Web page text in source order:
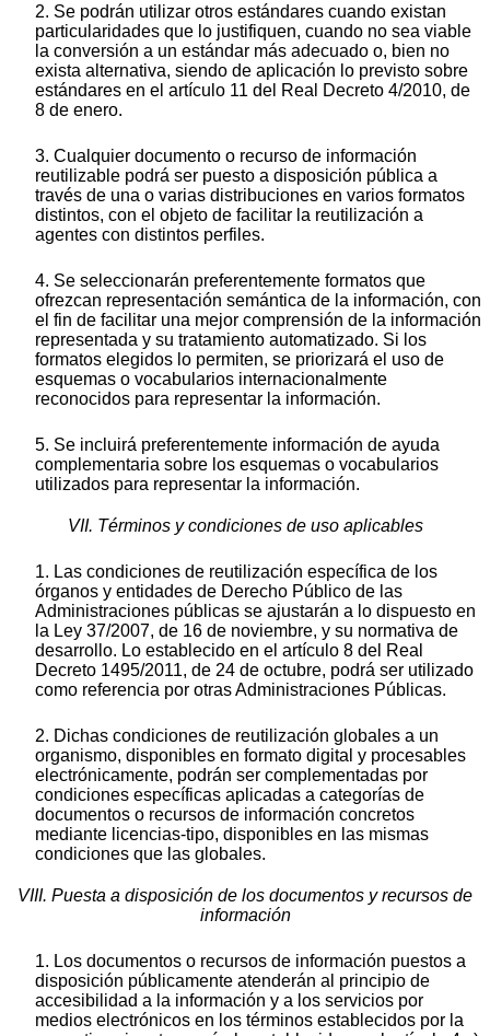
2. Se podrán utilizar otros estándares cuando existan
particularidades que lo justifiquen, cuando no sea viable
la conversión a un estándar más adecuado o, bien no
exista alternativa, siendo de aplicación lo previsto sobre
estándares en el artículo 11 del Real Decreto 4/2010, de
8 de enero.
3. Cualquier documento o recurso de información
reutilizable podrá ser puesto a disposición pública a
través de una o varias distribuciones en varios formatos
distintos, con el objeto de facilitar la reutilización a
agentes con distintos perfiles.
4. Se seleccionarán preferentemente formatos que
ofrezcan representación semántica de la información, con
el fin de facilitar una mejor comprensión de la información
representada y su tratamiento automatizado. Si los
formatos elegidos lo permiten, se priorizará el uso de
esquemas o vocabularios internacionalmente
reconocidos para representar la información.
5. Se incluirá preferentemente información de ayuda
complementaria sobre los esquemas o vocabularios
utilizados para representar la información.
VII. Términos y condiciones de uso aplicables
1. Las condiciones de reutilización específica de los
órganos y entidades de Derecho Público de las
Administraciones públicas se ajustarán a lo dispuesto en
la Ley 37/2007, de 16 de noviembre, y su normativa de
desarrollo. Lo establecido en el artículo 8 del Real
Decreto 1495/2011, de 24 de octubre, podrá ser utilizado
como referencia por otras Administraciones Públicas.
2. Dichas condiciones de reutilización globales a un
organismo, disponibles en formato digital y procesables
electrónicamente, podrán ser complementadas por
condiciones específicas aplicadas a categorías de
documentos o recursos de información concretos
mediante licencias-tipo, disponibles en las mismas
condiciones que las globales.
VIII. Puesta a disposición de los documentos y recursos de
información
1. Los documentos o recursos de información puestos a
disposición públicamente atenderán al principio de
accesibilidad a la información y a los servicios por
medios electrónicos en los términos establecidos por la